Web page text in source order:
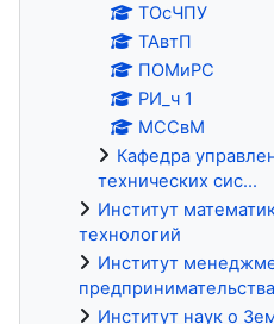
ТОсЧПУ
ТАвтП
ПОМиРС
РИ_ч 1
МССвМ
Кафедра
технических сис...
Институт
технологий
Институт
предпринимательства
Институт наук о